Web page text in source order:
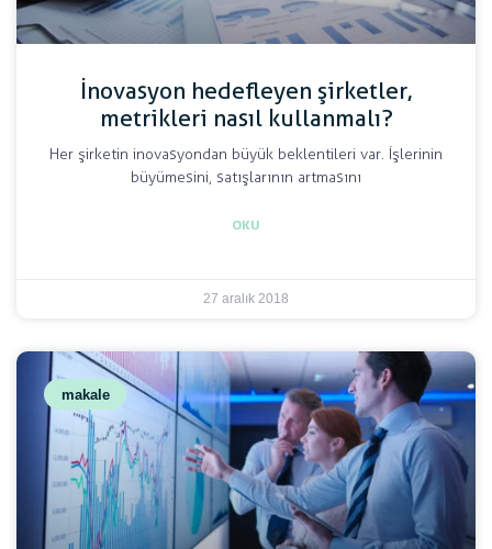
İnovasyon hedefleyen şirketler,
metrikleri nasıl kullanmalı?
Her şirketin inovasyondan büyük beklentileri var. İşlerinin
büyümesini, satışlarının artmasını
OKU
27 aralık 2018
makale